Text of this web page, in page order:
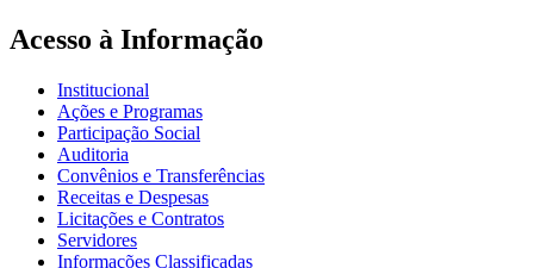
Acesso à Informação
Institucional
Ações e Programas
Participação Social
Auditoria
Convênios e Transferências
Receitas e Despesas
Licitações e Contratos
Servidores
Informações Classificadas